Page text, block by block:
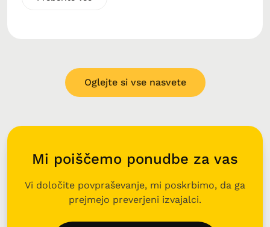
Oglejte si vse nasvete
Mi poiščemo ponudbe za vas
Vi določite povpraševanje, mi poskrbimo, da ga
prejmejo preverjeni izvajalci.